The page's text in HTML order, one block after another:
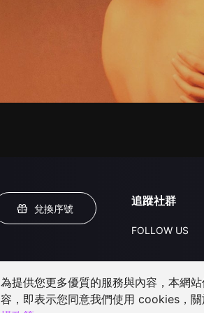
兌換序號
追蹤社群
FOLLOW US
為提供您更多優質的服務與內容，本網
容，即表示您同意我們使用 cookies，